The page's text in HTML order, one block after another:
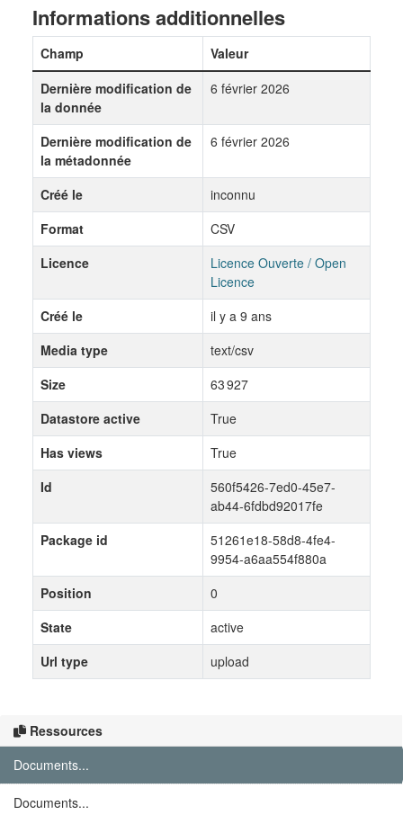
Ressources
Documents...
Documents...
Informations additionnelles
Champ
Valeur
Dernière modification de
la donnée
6 février 2026
Dernière modification de
la métadonnée
6 février 2026
Créé le
inconnu
Format
CSV
Licence
Licence Ouverte / Open
Licence
Créé le
il y a 9 ans
Media type
text/csv
Size
63 927
Datastore active
True
Has views
True
Id
560f5426-7ed0-45e7-
ab44-6fdbd92017fe
Package id
51261e18-58d8-4fe4-
9954-a6aa554f880a
Position
0
State
active
Url type
upload